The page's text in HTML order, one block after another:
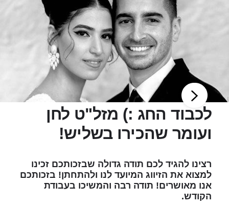
לכבוד החג :) מזל"ט לחן
ועומר שהכירו בשליש!
רצינו להגיד לכם תודה גדולה שבזכותכם זכינו
למצוא את הזיווג המיועד לנו ולהתחתן! בזכותכם
אנו מאושרים! תודה רבה והמשיכו בעבודת
הקודש.